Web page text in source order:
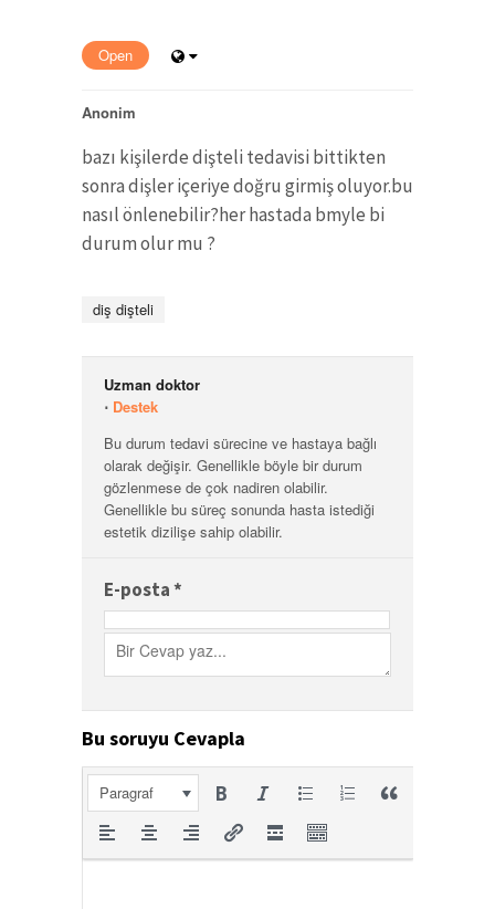
Open
Anonim
bazı kişilerde dişteli tedavisi bittikten
sonra dişler içeriye doğru girmiş oluyor.bu
nasıl önlenebilir?her hastada bmyle bi
durum olur mu ?
diş dişteli
Uzman doktor
⋅ Destek
Bu durum tedavi sürecine ve hastaya bağlı
olarak değişir. Genellikle böyle bir durum
gözlenmese de çok nadiren olabilir.
Genellikle bu süreç sonunda hasta istediği
estetik dizilişe sahip olabilir.
E-posta*
Bu soruyu Cevapla
Paragraf